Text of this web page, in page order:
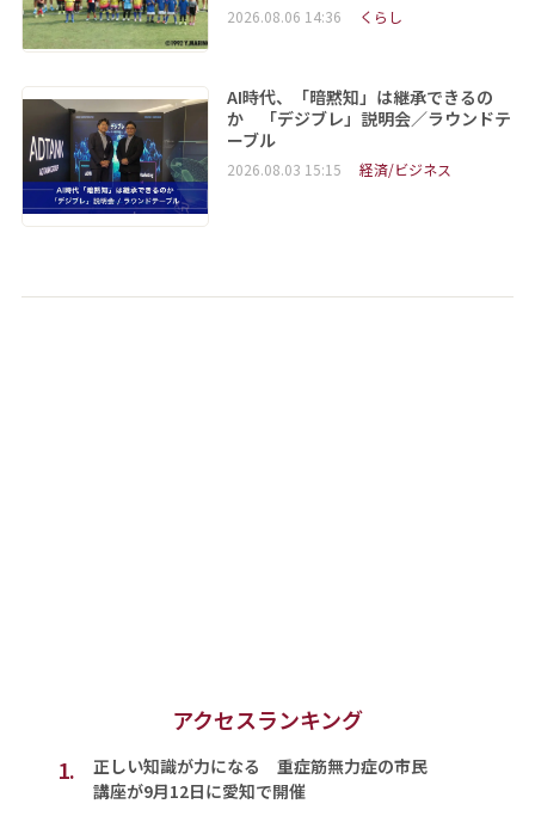
2026.08.06 14:36 くらし
AI時代、「暗黙知」は継承できるの
か 「デジブレ」説明会／ラウンドテ
ーブル
2026.08.03 15:15 経済/ビジネス
アクセスランキング
1.
正しい知識が力になる 重症筋無力症の市民
講座が9月12日に愛知で開催